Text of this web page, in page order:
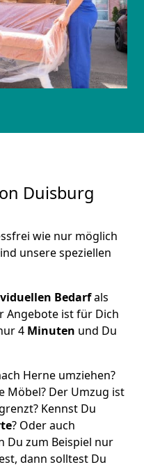
Duisburg
wie nur möglich
unsere speziellen
Bedarfals
Angebote ist für Dich
4 Minuten und Du
Herne umziehen?
Möbel? Der Umzug ist
Kennst Du
? Oder auch
Du zum Beispiel nur
dann solltest Du